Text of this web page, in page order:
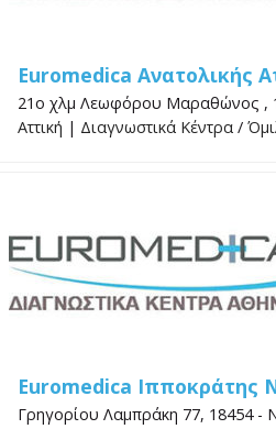
Euromedica Ανατολικής
21ο χλμ Λεωφόρου Μαραθώνος ,
Αττική | Διαγνωστικά Κέντρα /
Euromedica Ιπποκράτης
Γρηγορίου Λαμπράκη 77, 18454 -